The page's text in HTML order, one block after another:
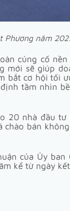
Phương năm
củng cố
sẽ giúp
bắt cơ hội tối
tầm nhìn
20 nhà đầu tư
bán
của Ủy ban
kể từ ngày